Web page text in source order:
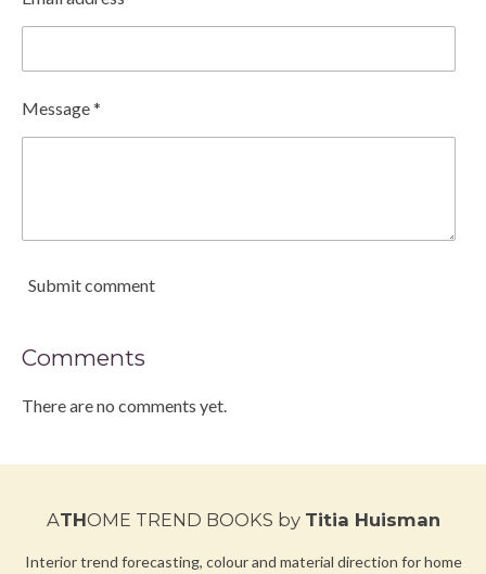
Message *
Submit comment
Comments
There are no comments yet.
ATHOME TREND BOOKS by Titia Huisman
Interior trend forecasting, colour and material direction for home